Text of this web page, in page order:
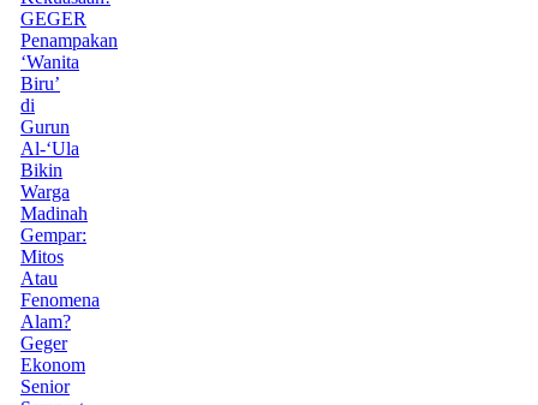
GEGER
Penampakan
‘Wanita
Biru’
di
Gurun
Al-‘Ula
Bikin
Warga
Madinah
Gempar:
Mitos
Atau
Fenomena
Alam?
Geger
Ekonom
Senior